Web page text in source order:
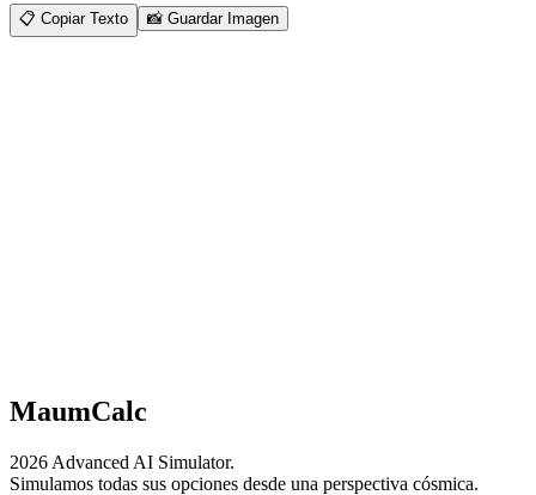
📋 Copiar Texto 📸 Guardar Imagen
MaumCalc
2026 Advanced AI Simulator.
Simulamos todas sus opciones desde una perspectiva cósmica.